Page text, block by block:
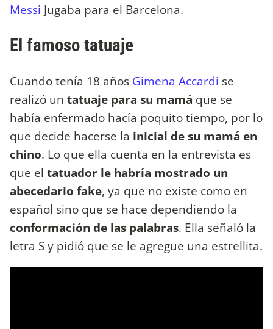
Messi Jugaba para el Barcelona.
El famoso tatuaje
Cuando tenía 18 años Gimena Accardi se
realizó un tatuaje para su mamá que se
había enfermado hacía poquito tiempo, por lo
que decide hacerse la inicial de su mamá en
chino. Lo que ella cuenta en la entrevista es
que el tatuador le habría mostrado un
abecedario fake, ya que no existe como en
español sino que se hace dependiendo la
conformación de las palabras. Ella señaló la
letra S y pidió que se le agregue una estrellita.